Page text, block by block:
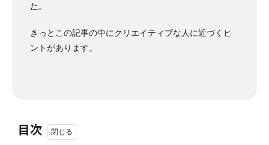
た 。
きっとこの記事の中にクリエイティブな人に近づくヒ
ントがあります。
目次